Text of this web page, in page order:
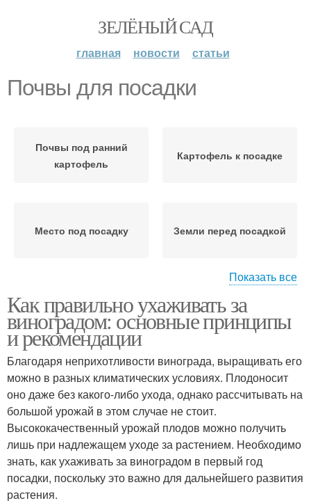
ЗЕЛЁНЫЙ САД
главная новости статьи
Почвы для посадки
Почвы под ранний
картофель
Картофель к посадке
Место под посадку Земли перед посадкой
Ямы под посадку Правильная посадка
Осенний посадка Весенняя посадка
Весенний посадка Почвы под рассаду
Показать все
Как правильно ухаживать за
виноградом: основные принципы
и рекомендации
Благодаря неприхотливости винограда, выращивать его
можно в разных климатических условиях. Плодоносит
оно даже без какого-либо ухода, однако рассчитывать на
большой урожай в этом случае не стоит.
Высококачественный урожай плодов можно получить
лишь при надлежащем уходе за растением. Необходимо
знать, как ухаживать за виноградом в первый год
посадки, поскольку это важно для дальнейшего развития
растения.